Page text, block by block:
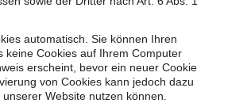
automatisch. Sie können Ihren
keine Cookies auf Ihrem Computer
erscheint, bevor ein neuer Cookie
von Cookies kann jedoch dazu
Website nutzen können.